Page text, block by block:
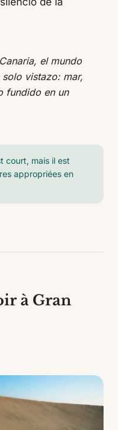
el mundo
vistazo: mar,
fundido en un
court, mais il est
appropriées en
à Gran